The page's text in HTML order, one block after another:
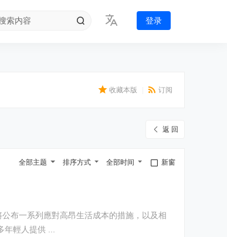
登录
收藏本版 订阅
返 回
新窗
全部时间
排序方式
全部主题
布一系列應對高昂生活成本的措施，以及相
，為更多年輕人提供 ...